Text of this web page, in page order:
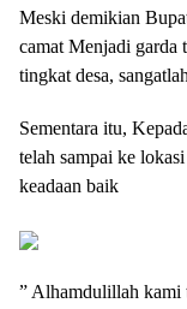
Meski demikian
camat Menjadi garda
tingkat desa,
Sementara itu,
telah sampai ke
keadaan baik
” Alhamdulillah kami